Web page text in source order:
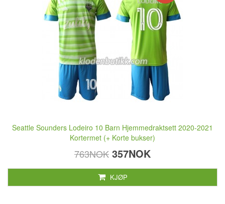
Seattle Sounders Lodeiro 10 Barn Hjemmedraktsett 2020-2021
Kortermet (+ Korte bukser)
763NOK 357NOK
KJØP